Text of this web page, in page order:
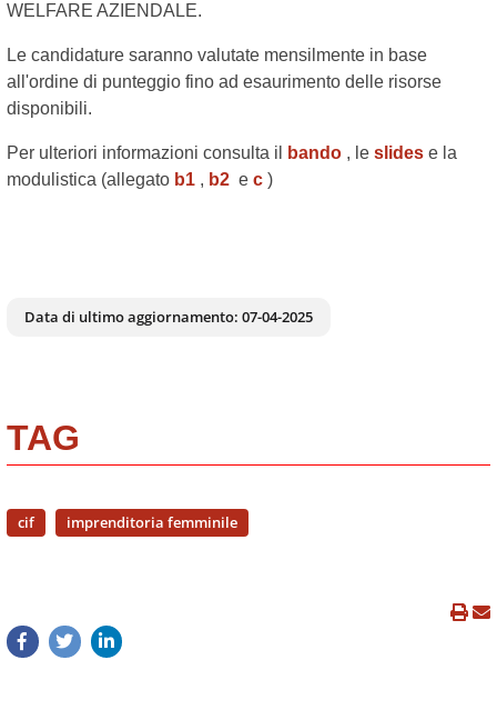
WELFARE AZIENDALE.
Le candidature saranno valutate mensilmente in base
all'ordine di punteggio fino ad esaurimento delle risorse
disponibili.
Per ulteriori informazioni consulta il bando , le slides e la
modulistica (allegato b1 , b2 e c )
Data di ultimo aggiornamento: 07-04-2025
TAG
cif imprenditoria femminile